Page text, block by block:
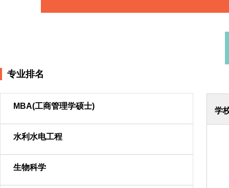
专业排名
MBA(工商管理学硕士)
水利水电工程
生物科学
学